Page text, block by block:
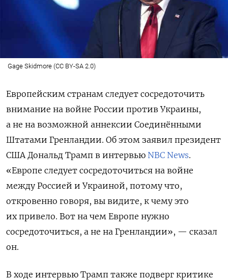
Gage Skidmore (CC BY-SA 2.0)
Европейским странам следует сосредоточить
внимание на войне России против Украины,
а не на возможной аннексии Соединёнными
Штатами Гренландии. Об этом заявил президент
США Дональд Трамп в интервью NBC News.
«Европе следует сосредоточиться на войне
между Россией и Украиной, потому что,
откровенно говоря, вы видите, к чему это
их привело. Вот на чем Европе нужно
сосредоточиться, а не на Гренландии», — сказал
он.
В ходе интервью Трамп также подверг критике